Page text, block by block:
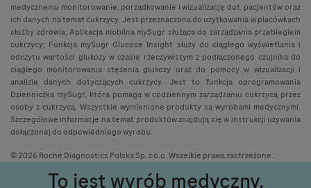
medycznemu monitorowanie, porządkowanie i wizualizację dot. pacjentów oraz
ich danych na temat cukrzycy. Jest przeznaczona do użytkowania w placówkach
służby zdrowia; Aplikacja mobilna mySugr służąca do zarządzania przebiegiem
cukrzycy; Funkcja mySugr Glucose Insight służy do ciągłego wyświetlania i
odczytu wartości glukozy w czasie rzeczywistym z podłączonego czujnika do
ciągłego monitorowania stężenia glukozy oraz do pomocy w wizualizacji i
analizie danych dotyczących cukrzycy. Jest to funkcja oprogramowania
Dzienniczka mySugr, która pomaga w codziennym zarządzaniu cukrzycą przez
osoby z cukrzycą. Wszystkie wymienione produkty są wyrobami medycznymi.
Szczegółowe informacje na temat produktów znajdują się w instrukcji używania
dołączonej do odpowiedniego wyrobu.
© 2026 Roche Diagnostics Polska Sp. z o.o. Wszelkie prawa zastrzeżone.
To jest wyrób medyczny.